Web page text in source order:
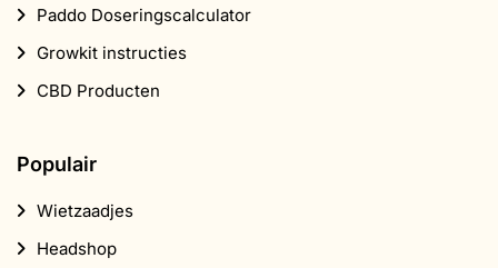
Paddo Doseringscalculator
Growkit instructies
CBD Producten
Populair
Wietzaadjes
Headshop